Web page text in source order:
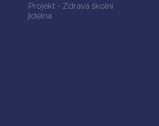
Projekt - Zdravá školní
jídelna